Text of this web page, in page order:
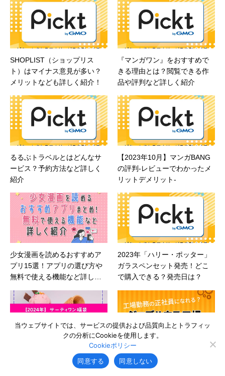
SHOPLIST（ショップリス
ト）はマイナス意見が多い？
メリットなども詳しく紹介！
『マンガワン』をおすすめで
きる理由とは？閲覧できる作
品や評判など詳しく紹介
るるぶトラベルとはどんなサ
ービス？予約方法など詳しく
紹介
【2023年10月】マンガBANG
の評判-レビューでわかったメ
リットデメリット-
少女漫画を読めるおすすめア
プリ15選！アプリの選び方や
無料で使える機能など詳しく
2023年「ハリー・ポッター」
ガラスペンセット発売！どこ
で購入できる？発売日は？
【2024年】サーティワン福袋
の中身と予約方法を徹底解
工場勤務の正社員になれる？
ジョブハウス工場の特徴やメ
当ウェブサイトでは、サービスの提供および品質向上とトラフィッ
クの分析にCookieを使用します。
Cookieポリシー
同意する
同意しない